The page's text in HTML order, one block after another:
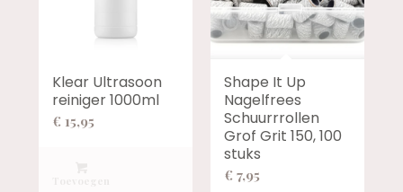
Klear Ultrasoon
reiniger 1000ml
€ 15,95
Shape It Up
Nagelfrees
Schuurrrollen
Grof Grit 150, 100
stuks
€ 7,95